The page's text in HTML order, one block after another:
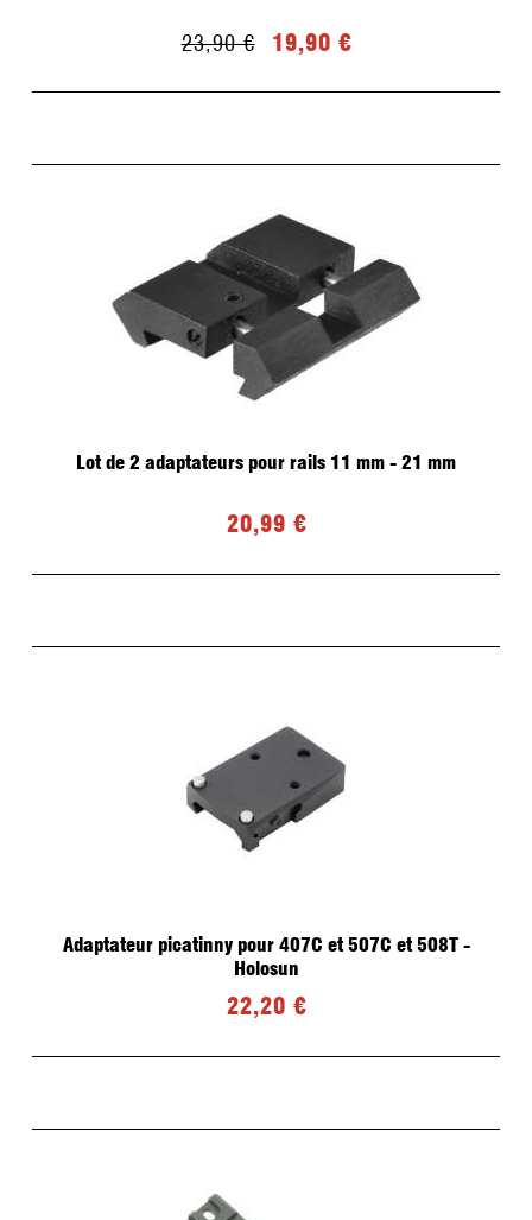
23,90 € 19,90 €
Lot de 2 adaptateurs pour rails 11 mm - 21 mm
20,99 €
Adaptateur picatinny pour 407C et 507C et 508T -
Holosun
22,20 €